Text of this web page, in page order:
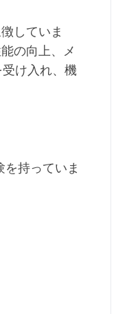
していま
の向上、メ
け入れ、機
持っていま